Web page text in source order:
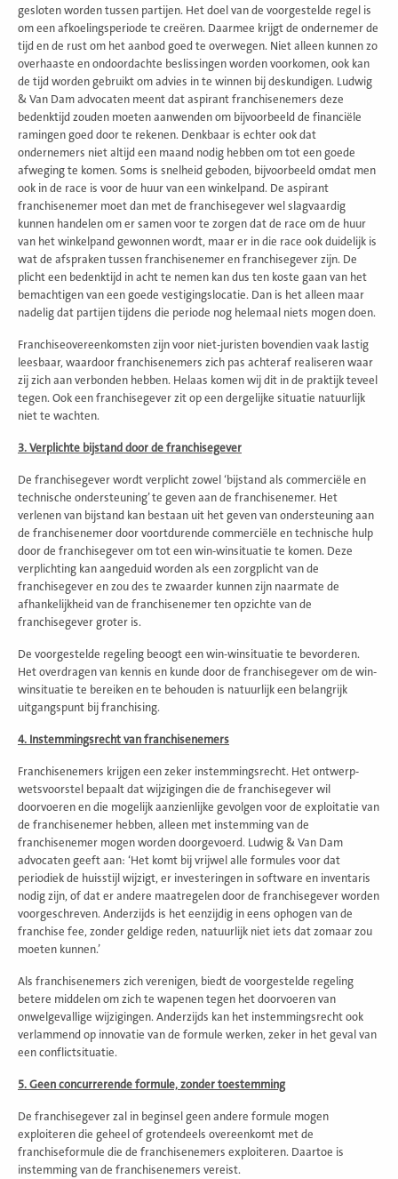
gesloten worden tussen partijen. Het doel van de voorgestelde regel is
om een afkoelingsperiode te creëren. Daarmee krijgt de ondernemer de
tijd en de rust om het aanbod goed te overwegen. Niet alleen kunnen zo
overhaaste en ondoordachte beslissingen worden voorkomen, ook kan
de tijd worden gebruikt om advies in te winnen bij deskundigen. Ludwig
& Van Dam advocaten meent dat aspirant franchisenemers deze
bedenktijd zouden moeten aanwenden om bijvoorbeeld de financiële
ramingen goed door te rekenen. Denkbaar is echter ook dat
ondernemers niet altijd een maand nodig hebben om tot een goede
afweging te komen. Soms is snelheid geboden, bijvoorbeeld omdat men
ook in de race is voor de huur van een winkelpand. De aspirant
franchisenemer moet dan met de franchisegever wel slagvaardig
kunnen handelen om er samen voor te zorgen dat de race om de huur
van het winkelpand gewonnen wordt, maar er in die race ook duidelijk is
wat de afspraken tussen franchisenemer en franchisegever zijn. De
plicht een bedenktijd in acht te nemen kan dus ten koste gaan van het
bemachtigen van een goede vestigingslocatie. Dan is het alleen maar
nadelig dat partijen tijdens die periode nog helemaal niets mogen doen.
Franchiseovereenkomsten zijn voor niet-juristen bovendien vaak lastig
leesbaar, waardoor franchisenemers zich pas achteraf realiseren waar
zij zich aan verbonden hebben. Helaas komen wij dit in de praktijk teveel
tegen. Ook een franchisegever zit op een dergelijke situatie natuurlijk
niet te wachten.
3. Verplichte bijstand door de franchisegever
De franchisegever wordt verplicht zowel ‘bijstand als commerciële en
technische ondersteuning’ te geven aan de franchisenemer. Het
verlenen van bijstand kan bestaan uit het geven van ondersteuning aan
de franchisenemer door voortdurende commerciële en technische hulp
door de franchisegever om tot een win-winsituatie te komen. Deze
verplichting kan aangeduid worden als een zorgplicht van de
franchisegever en zou des te zwaarder kunnen zijn naarmate de
afhankelijkheid van de franchisenemer ten opzichte van de
franchisegever groter is.
De voorgestelde regeling beoogt een win-winsituatie te bevorderen.
Het overdragen van kennis en kunde door de franchisegever om de win-
winsituatie te bereiken en te behouden is natuurlijk een belangrijk
uitgangspunt bij franchising.
4. Instemmingsrecht van franchisenemers
Franchisenemers krijgen een zeker instemmingsrecht. Het ontwerp-
wetsvoorstel bepaalt dat wijzigingen die de franchisegever wil
doorvoeren en die mogelijk aanzienlijke gevolgen voor de exploitatie van
de franchisenemer hebben, alleen met instemming van de
franchisenemer mogen worden doorgevoerd. Ludwig & Van Dam
advocaten geeft aan: ‘Het komt bij vrijwel alle formules voor dat
periodiek de huisstijl wijzigt, er investeringen in software en inventaris
nodig zijn, of dat er andere maatregelen door de franchisegever worden
voorgeschreven. Anderzijds is het eenzijdig in eens ophogen van de
franchise fee, zonder geldige reden, natuurlijk niet iets dat zomaar zou
moeten kunnen.’
Als franchisenemers zich verenigen, biedt de voorgestelde regeling
betere middelen om zich te wapenen tegen het doorvoeren van
onwelgevallige wijzigingen. Anderzijds kan het instemmingsrecht ook
verlammend op innovatie van de formule werken, zeker in het geval van
een conflictsituatie.
5. Geen concurrerende formule, zonder toestemming
De franchisegever zal in beginsel geen andere formule mogen
exploiteren die geheel of grotendeels overeenkomt met de
franchiseformule die de franchisenemers exploiteren. Daartoe is
instemming van de franchisenemers vereist.